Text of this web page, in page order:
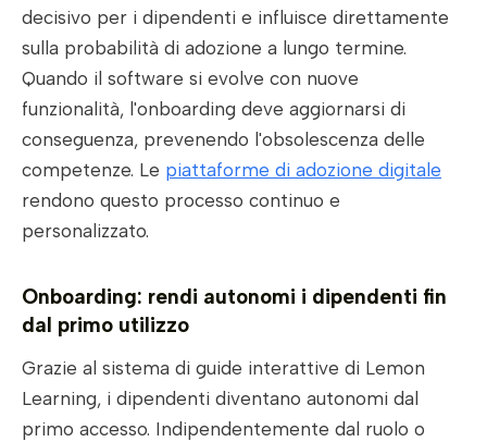
decisivo per i dipendenti e influisce direttamente
sulla probabilità di adozione a lungo termine.
Quando il software si evolve con nuove
funzionalità, l'onboarding deve aggiornarsi di
conseguenza, prevenendo l'obsolescenza delle
competenze. Le piattaforme di adozione digitale
rendono questo processo continuo e
personalizzato.
Onboarding: rendi autonomi i dipendenti fin
dal primo utilizzo
Grazie al sistema di guide interattive di Lemon
Learning, i dipendenti diventano autonomi dal
primo accesso. Indipendentemente dal ruolo o